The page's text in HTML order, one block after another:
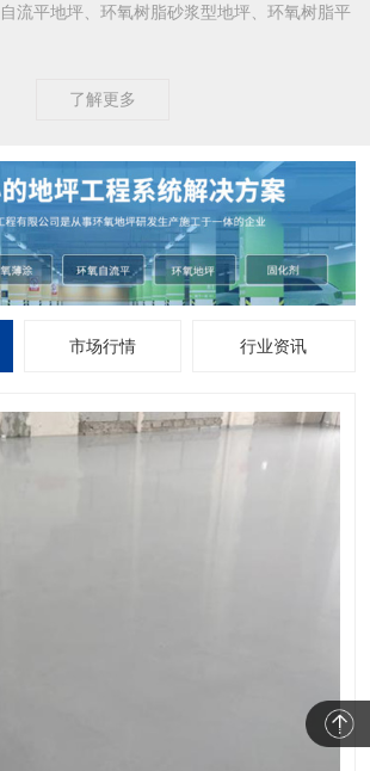
流平地坪、环氧树脂砂浆型地坪、环氧树脂平
了解更多
市场行情 行业资讯